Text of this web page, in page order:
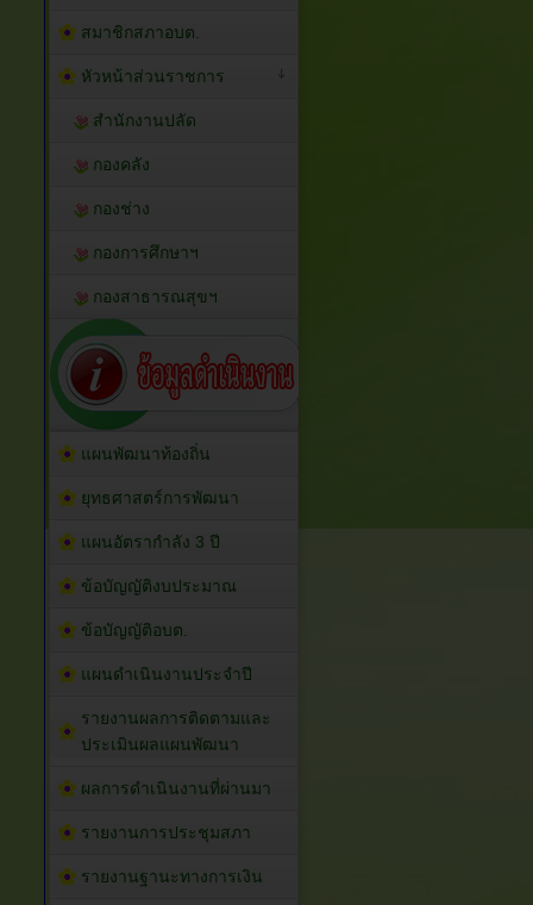
สมาชิกสภาอบต.
หัวหน้าส่วนราชการ
สำนักงานปลัด
กองคลัง
กองช่าง
กองการศึกษาฯ
กองสาธารณสุขฯ
แผนพัฒนาท้องถิ่น
ยุทธศาสตร์การพัฒนา
แผนอัตรากำลัง 3 ปี
ข้อบัญญัติงบประมาณ
ข้อบัญญัติอบต.
แผนดำเนินงานประจำปี
รายงานผลการติดตามและ
ประเมินผลแผนพัฒนา
ผลการดำเนินงานที่ผ่านมา
รายงานการประชุมสภา
รายงานฐานะทางการเงิน